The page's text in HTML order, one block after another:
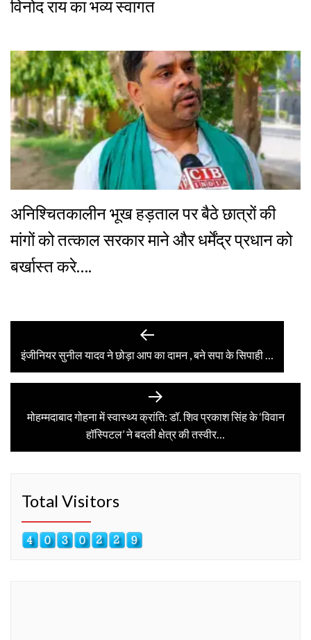
विनोद राय का भव्य स्वागत
अनिश्चितकालीन भूख हड़ताल पर बैठे छात्रों की
मांगों को तत्काल सरकार माने और धर्मेंद्र प्रधान को
बर्खास्त करे….
navigation
Previous
post:
इंजीनियर सुनील यादव ने छोड़ा आप का दामन , बने सपा के सिपाही …
Next
post:
मोहम्मदाबाद गोहना में स्वास्थ्य क्रांति: डॉ. शिव प्रकाश सिंह के ‘विवान
हॉस्पिटल’ ने बदली क्षेत्र की तस्वीर…
Total Visitors